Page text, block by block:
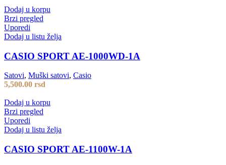
Dodaj u korpu
Brzi pregled
Uporedi
Dodaj u listu želja
CASIO SPORT AE-1000WD-1A
Satovi, Muški satovi, Casio
5,500.00 rsd
Dodaj u korpu
Brzi pregled
Uporedi
Dodaj u listu želja
CASIO SPORT AE-1100W-1A